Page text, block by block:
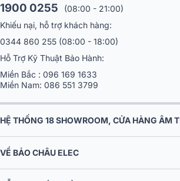
1900 0255
(08:00 - 21:00)
Khiếu nại, hỗ trợ khách hàng:
0344 860 255 (08:00 - 18:00)
Hỗ Trợ Kỹ Thuật Bảo Hành:
Miền Bắc : 096 169 1633
Miền Nam: 086 551 3799
HỆ THỐNG 18 SHOWROOM, CỬA HÀNG ÂM
VỀ BẢO CHÂU ELEC